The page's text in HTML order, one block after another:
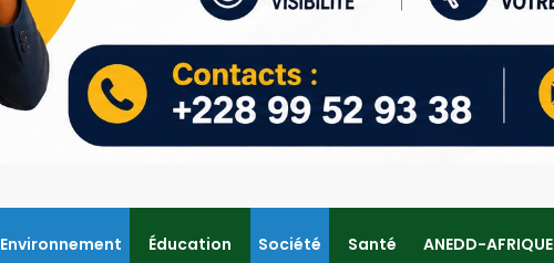
Environnement Éducation Société Santé ANEDD-AFRIQUE